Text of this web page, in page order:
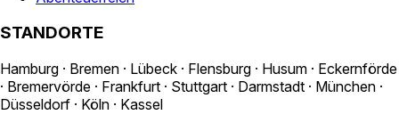
STANDORTE
Hamburg · Bremen · Lübeck · Flensburg · Husum · Eckernförde
· Bremervörde · Frankfurt · Stuttgart · Darmstadt · München ·
Düsseldorf · Köln · Kassel